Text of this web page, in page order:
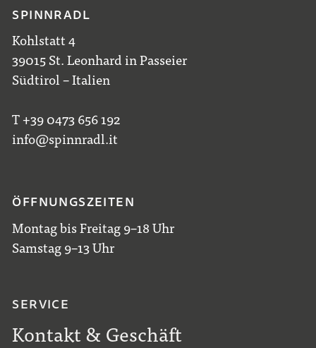
SPINNRADL
Kohlstatt 4
39015 St. Leonhard in Passeier
Südtirol – Italien
T +39 0473 656 192
info@spinnradl.it
ÖFFNUNGSZEITEN
Montag bis Freitag 9–18 Uhr
Samstag 9–13 Uhr
SERVICE
Kontakt & Geschäft